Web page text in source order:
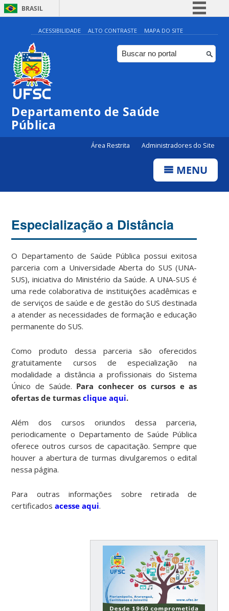
BRASIL
Simplifique!
Comunica BR
Participe
Canais
ACESSIBILIDADE ALTO CONTRASTE MAPA DO SITE
Departamento de Saúde
Pública
Área Restrita Administradores do Site
MENU
Especialização a Distância
O Departamento de Saúde Pública possui exitosa
parceria com a Universidade Aberta do SUS (UNA-
SUS), iniciativa do Ministério da Saúde. A UNA-SUS é
uma rede colaborativa de instituições acadêmicas e
de serviços de saúde e de gestão do SUS destinada
a atender as necessidades de formação e educação
permanente do SUS.
Como produto dessa parceria são oferecidos
gratuitamente cursos de especialização na
modalidade a distância a profissionais do Sistema
Único de Saúde. Para conhecer os cursos e as
ofertas de turmasclique aqui.
Além dos cursos oriundos dessa parceria,
periodicamente o Departamento de Saúde Pública
oferece outros cursos de capacitação. Sempre que
houver a abertura de turmas divulgaremos o edital
nessa página.
Para outras informações sobre retirada de
certificadosacesse aqui.